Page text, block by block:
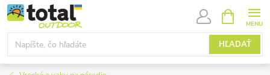
Prejsť
na
obsah
HĽADAŤ
KOŠÍK